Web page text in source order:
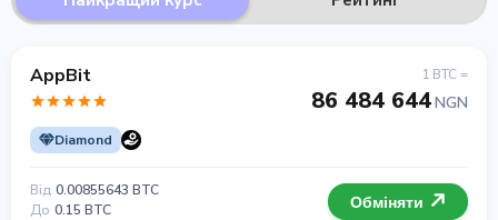
AppBit
Diamond
1 BTC =
86 484 644NGN
Від 0.00855643 BTC
До 0.15 BTC Обміняти